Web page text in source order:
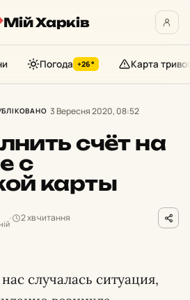
Мій Харків
Погода +26° Карта
3 Вересня 2020, 08:52
счёт на
с
карты
2 хв читання
случалась ситуация,